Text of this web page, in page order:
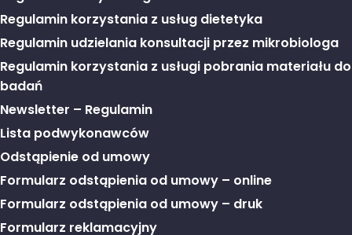
Regulamin korzystania z usług dietetyka
Regulamin udzielania konsultacji przez mikrobiologa
Regulamin korzystania z usługi pobrania materiału do
badań
Newsletter – Regulamin
Lista podwykonawców
Odstąpienie od umowy
Formularz odstąpienia od umowy – online
Formularz odstąpienia od umowy – druk
Formularz reklamacyjny